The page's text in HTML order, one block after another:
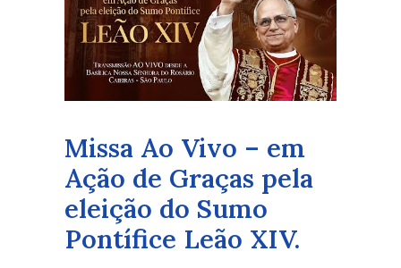
ARAUTOS JOINVILLE
CURSOS ON-LINE
Missa Ao Vivo – em
Ação de Graças pela
eleição do Sumo
Pontífice Leão XIV.